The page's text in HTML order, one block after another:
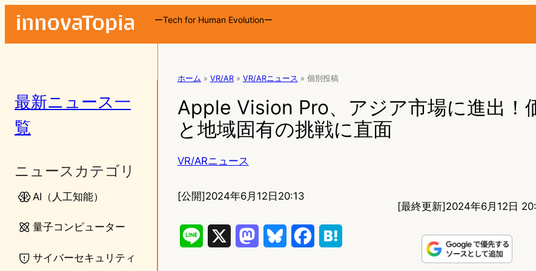
ーTech for Human Evolutionー
最新ニュース一
覧
ニュースカテゴリ
AI（人工知能）
量子コンピューター
サイバーセキュリティ
ホーム » VR/AR » VR/ARニュース » 個別投稿
Apple Vision Pro、アジア市場に進出！
と地域固有の挑戦に直面
VR/ARニュース
[公開]2024年6月12日20:13
[最終更新]2024年6月12日